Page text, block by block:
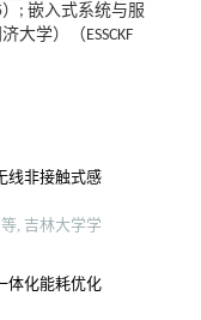
; 嵌入式系统与服
学）（ESSCKF